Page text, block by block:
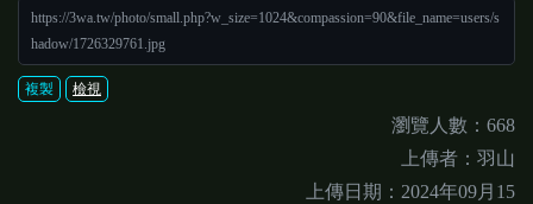
https://3wa.tw/photo/small.php?w_size=1024&compassion=90&file_name=users/s
hadow/1726329761.jpg
複製 檢視
瀏覽人數：668
上傳者：羽山
上傳日期：2024年09月15